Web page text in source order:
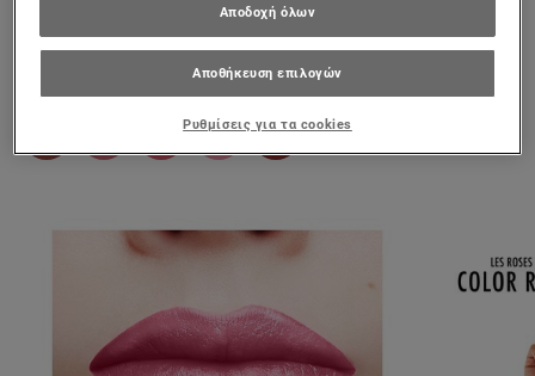
Αποδοχή όλων
Αποθήκευση επιλογών
Ρυθμίσεις για τα cookies